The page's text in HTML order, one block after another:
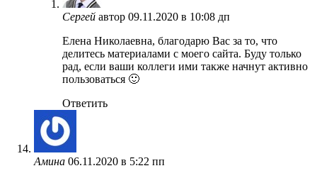
Сергей автор 09.11.2020 в 10:08 дп
Елена Николаевна, благодарю Вас за то, что
делитесь материалами с моего сайта. Буду только
рад, если ваши коллеги ими также начнут активно
пользоваться 🙂
Ответить
Амина 06.11.2020 в 5:22 пп